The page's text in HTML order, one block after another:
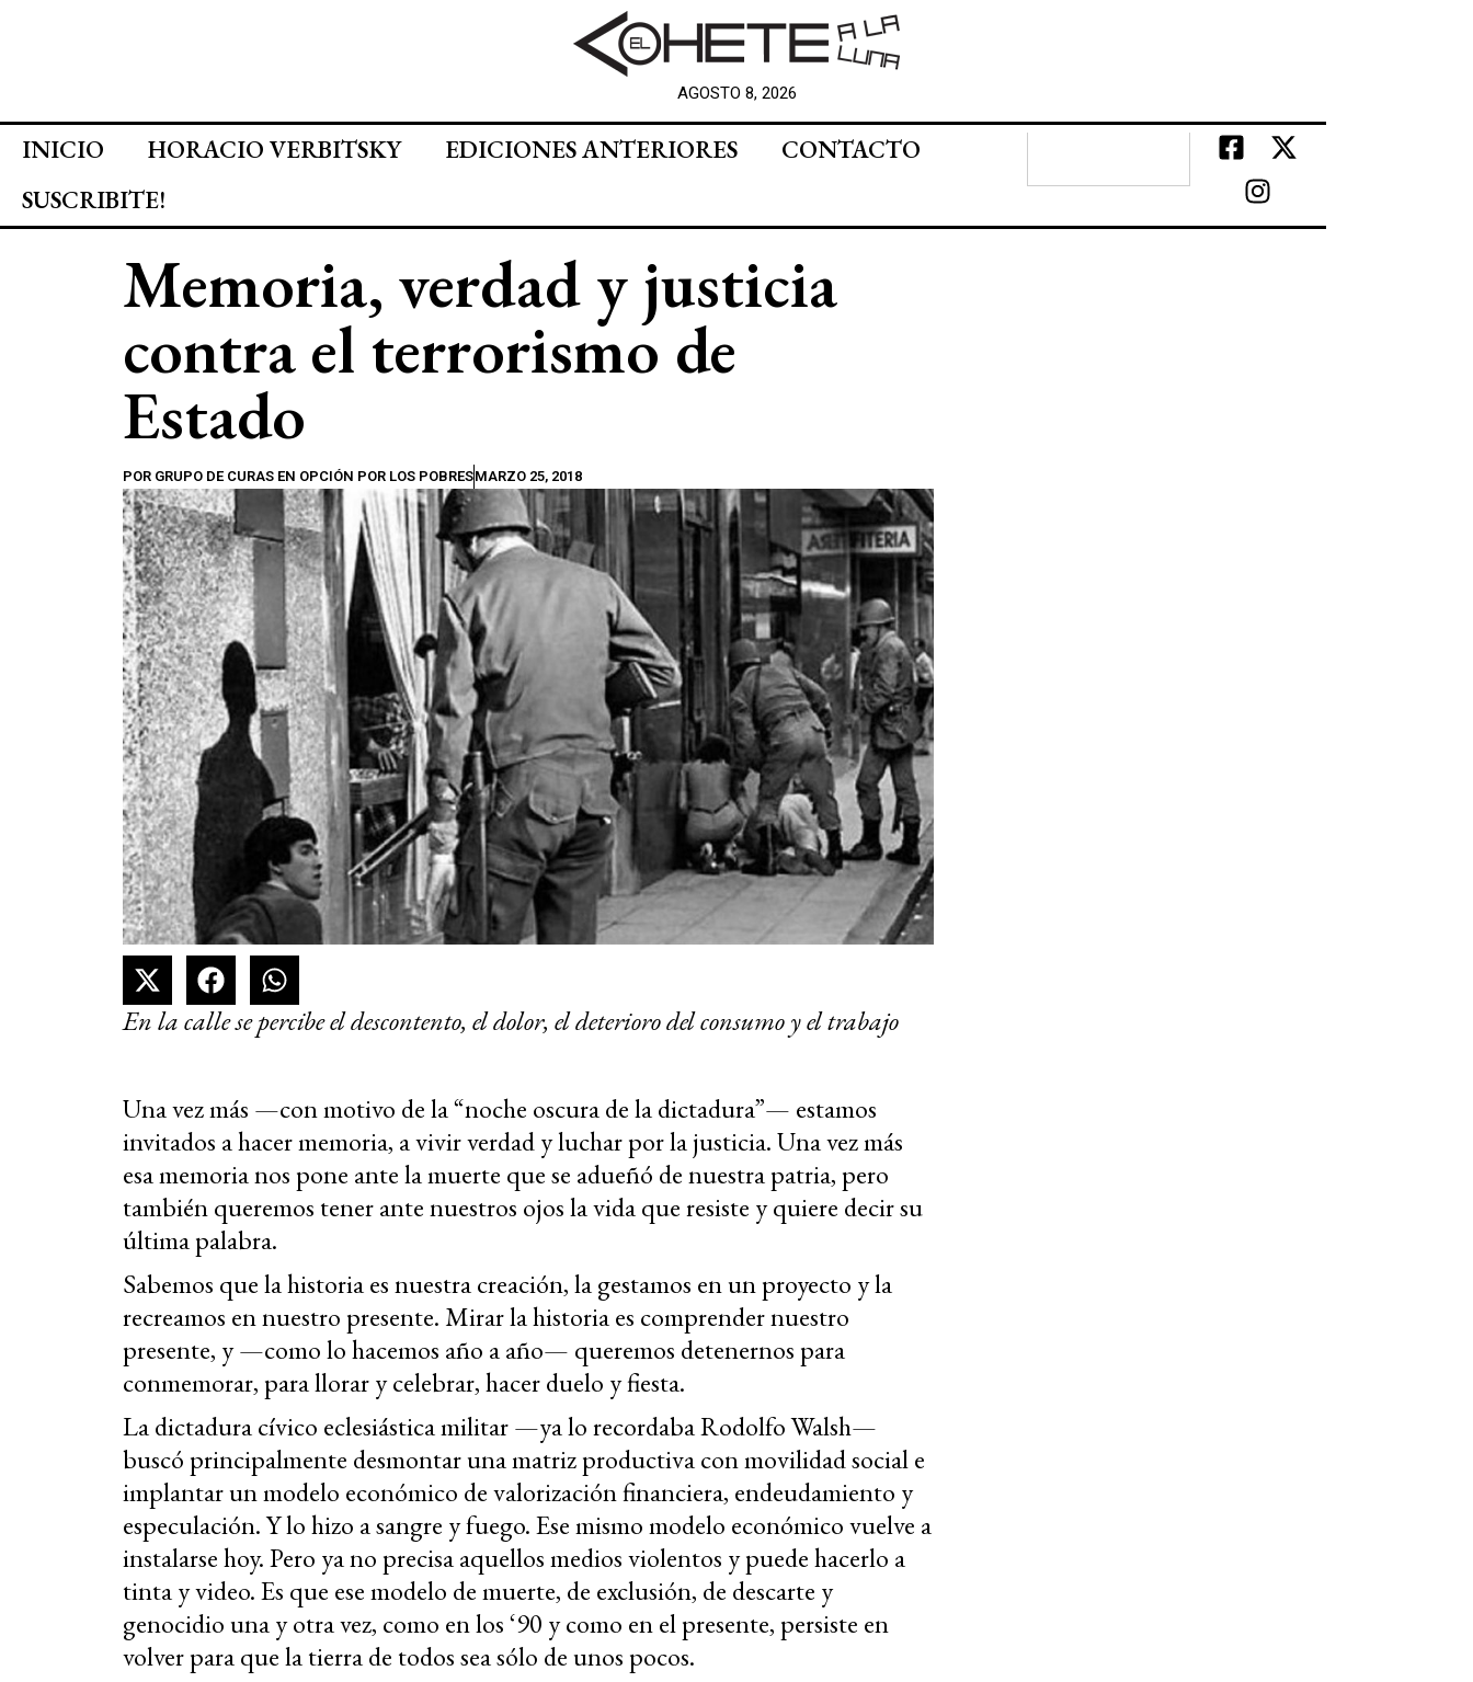
AGOSTO 8, 2026
INICIO HORACIO VERBITSKY EDICIONES ANTERIORES
CONTACTO
SUSCRIBITE!
Memoria, verdad y justicia
contra el terrorismo de
Estado
POR GRUPO DE CURAS EN OPCIÓN POR LOS POBRESMARZO 25, 2018
En la calle se percibe el descontento, el dolor, el deterioro del consumo y el trabajo
Una vez más —con motivo de la “noche oscura de la dictadura”— estamos
invitados a hacer memoria, a vivir verdad y luchar por la justicia. Una vez más
esa memoria nos pone ante la muerte que se adueñó de nuestra patria, pero
también queremos tener ante nuestros ojos la vida que resiste y quiere decir su
última palabra.
Sabemos que la historia es nuestra creación, la gestamos en un proyecto y la
recreamos en nuestro presente. Mirar la historia es comprender nuestro
presente, y —como lo hacemos año a año— queremos detenernos para
conmemorar, para llorar y celebrar, hacer duelo y fiesta.
La dictadura cívico eclesiástica militar —ya lo recordaba Rodolfo Walsh—
buscó principalmente desmontar una matriz productiva con movilidad social e
implantar un modelo económico de valorización financiera, endeudamiento y
especulación. Y lo hizo a sangre y fuego. Ese mismo modelo económico vuelve a
instalarse hoy. Pero ya no precisa aquellos medios violentos y puede hacerlo a
tinta y video. Es que ese modelo de muerte, de exclusión, de descarte y
genocidio una y otra vez, como en los ‘90 y como en el presente, persiste en
volver para que la tierra de todos sea sólo de unos pocos.